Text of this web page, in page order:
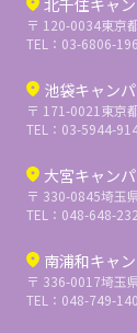
〒 120-0034東京
TEL：03-6806-
池袋キャン
〒 171-0021 東京
TEL：03-5944-
大宮キャン
〒 330-0845埼玉
TEL：048-648-
南浦和キャ
〒 336-0017埼玉
TEL：048-749-